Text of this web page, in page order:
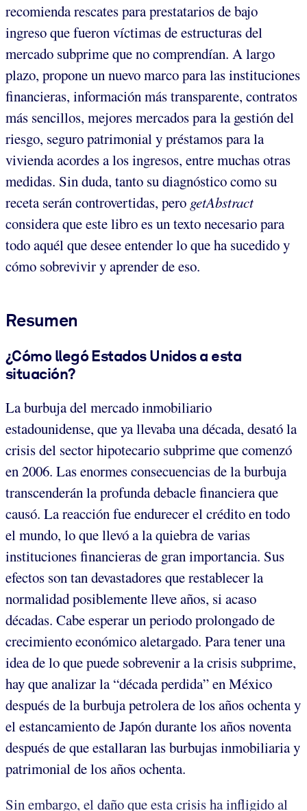
recomienda rescates para prestatarios de bajo
ingreso que fueron víctimas de estructuras del
mercado subprime que no comprendían. A largo
plazo, propone un nuevo marco para las instituciones
financieras, información más transparente, contratos
más sencillos, mejores mercados para la gestión del
riesgo, seguro patrimonial y préstamos para la
vivienda acordes a los ingresos, entre muchas otras
medidas. Sin duda, tanto su diagnóstico como su
receta serán controvertidas, pero getAbstract
considera que este libro es un texto necesario para
todo aquél que desee entender lo que ha sucedido y
cómo sobrevivir y aprender de eso.
Resumen
¿Cómo llegó Estados Unidos a esta
situación?
La burbuja del mercado inmobiliario
estadounidense, que ya llevaba una década, desató la
crisis del sector hipotecario subprime que comenzó
en 2006. Las enormes consecuencias de la burbuja
transcenderán la profunda debacle financiera que
causó. La reacción fue endurecer el crédito en todo
el mundo, lo que llevó a la quiebra de varias
instituciones financieras de gran importancia. Sus
efectos son tan devastadores que restablecer la
normalidad posiblemente lleve años, si acaso
décadas. Cabe esperar un periodo prolongado de
crecimiento económico aletargado. Para tener una
idea de lo que puede sobrevenir a la crisis subprime,
hay que analizar la “década perdida” en México
después de la burbuja petrolera de los años ochenta y
el estancamiento de Japón durante los años noventa
después de que estallaran las burbujas inmobiliaria y
patrimonial de los años ochenta.
Sin embargo, el daño que esta crisis ha infligido al